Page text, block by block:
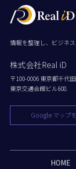
情報を整理し、ビジネ
株式会社Real iD
〒100-0006 東京都千代
東京交通会館ビル608
Google マップ
HOME